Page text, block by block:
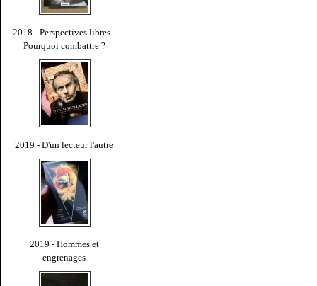
2018 - Perspectives libres -
Pourquoi combattre ?
2019 - D'un lecteur l'autre
2019 - Hommes et
engrenages